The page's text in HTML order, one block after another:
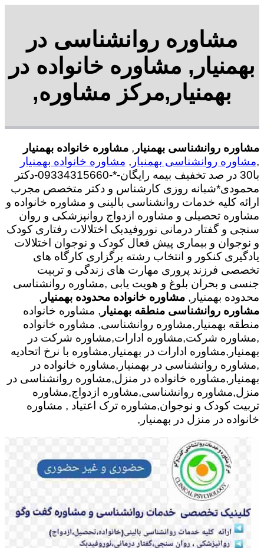
مشاوره روانشناسی در
بهمنیار, مشاوره خانواده در
بهمنیار,مرکز مشاوره,
مشاوره روانشناسی بهمنیار , مشاوره خانواده بهمنیار
,مشاوره روانشناسی بهمنیار , مشاوره خانواده بهمنیار
با30 در صد تخفیف بیمه رایگان-*-09334315660-دکتر
محمودی*شبانه روزی کارشناس و دکتر متخصص مجرب
ارائه کلیه خدمات روانشناسی بالینی و مشاوره خانواده و
مشاوره تحصیلی و مشاوره ازدواج روانپزشکی و روان
سنجی و گفتار درمانی نوروفیدبک اختلالات رفتاری کودک
و نوجوان و بیماری پیش فعال کودک و نوجوان اختلالات
یادگیری کنکور و انتخاب رشته برگزاری کارگاه های
تخصصی فرزند پروری مهارت های زندگی و تربیت
جنسی و بحران بلوغ و هویت یابی ,مشاوره روانشناسی
محدوده بهمنیار, مشاوره خانواده محدوده بهمنیار ,
مشاوره روانشناسی منطقه بهمنیار , مشاوره خانواده
منطقه بهمنیار,مشاوره روانشناسی, مشاوره خانواده
,مشاوره شرکت,مشاوره ادارات,مشاوره شرکت در
بهمنیار,مشاوره ادارات در بهمنیار,مشاوره با نرخ اتحادیه
,مشاوره روانشناسی در بهمنیار,مشاوره خانواده در
بهمنیار,مشاوره خانواده در منزل,مشاوره روانشناسی در
منزل,مشاوره روانشناسی,مشاوره ازدواج,مشاوره
تربیت کودک و نوجوان,مشاوره ترک اعتیاد , مشاوره
خانواده در منزل در بهمنیار,